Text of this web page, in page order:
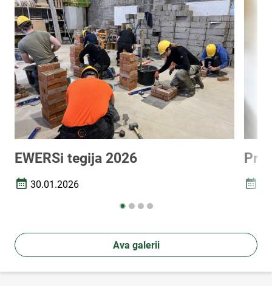
EWERSi tegija 2026
Loomise kuupäev
30.01.2026
Ava galerii